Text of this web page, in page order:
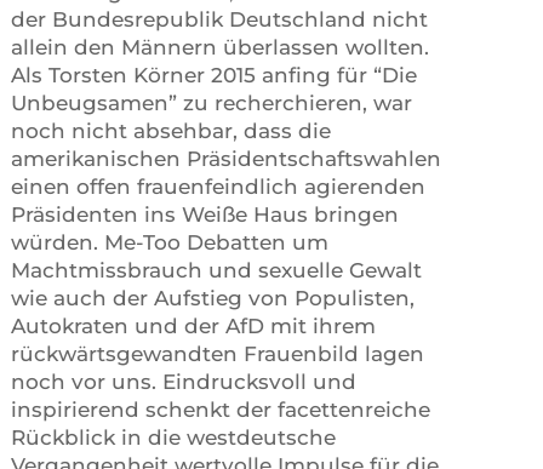
der Bundesrepublik Deutschland nicht
allein den Männern überlassen wollten.
Als Torsten Körner 2015 anfing für “Die
Unbeugsamen” zu recherchieren, war
noch nicht absehbar, dass die
amerikanischen Präsidentschaftswahlen
einen offen frauenfeindlich agierenden
Präsidenten ins Weiße Haus bringen
würden. Me-Too Debatten um
Machtmissbrauch und sexuelle Gewalt
wie auch der Aufstieg von Populisten,
Autokraten und der AfD mit ihrem
rückwärtsgewandten Frauenbild lagen
noch vor uns. Eindrucksvoll und
inspirierend schenkt der facettenreiche
Rückblick in die westdeutsche